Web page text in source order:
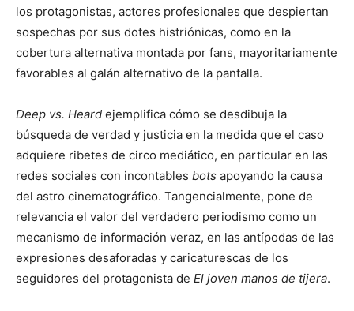
los protagonistas, actores profesionales que despiertan
sospechas por sus dotes histriónicas, como en la
cobertura alternativa montada por fans, mayoritariamente
favorables al galán alternativo de la pantalla.
Deep vs. Heard ejemplifica cómo se desdibuja la
búsqueda de verdad y justicia en la medida que el caso
adquiere ribetes de circo mediático, en particular en las
redes sociales con incontables bots apoyando la causa
del astro cinematográfico. Tangencialmente, pone de
relevancia el valor del verdadero periodismo como un
mecanismo de información veraz, en las antípodas de las
expresiones desaforadas y caricaturescas de los
seguidores del protagonista de El joven manos de tijera.